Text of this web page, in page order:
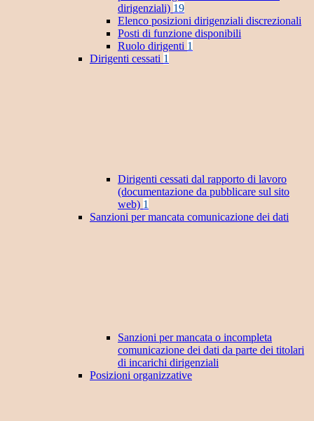
dirigenziali) 19
Elenco posizioni dirigenziali discrezionali
Posti di funzione disponibili
Ruolo dirigenti 1
Dirigenti cessati 1
Dirigenti cessati dal rapporto di lavoro
(documentazione da pubblicare sul sito
web) 1
Sanzioni per mancata comunicazione dei dati
Sanzioni per mancata o incompleta
comunicazione dei dati da parte dei titolari
di incarichi dirigenziali
Posizioni organizzative